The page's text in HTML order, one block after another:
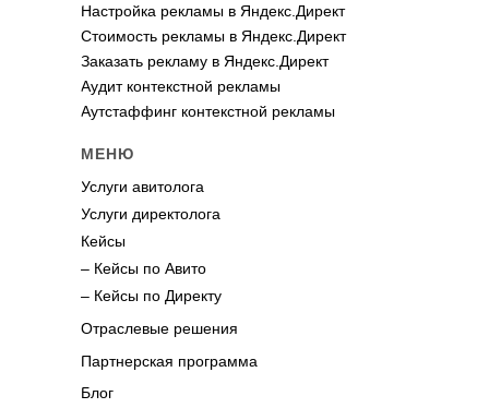
Аутстаффинг контекстной рекламы
МЕНЮ
Кейсы
Отраслевые решения
Блог
Партнерская программа
Услуги авитолога
Услуги директолога
– Кейсы по Авито
– Кейсы по Директу
Стоимость рекламы в Яндекс.Директ
Настройка рекламы в Яндекс.Директ
Заказать рекламу в Яндекс.Директ
Аудит контекстной рекламы